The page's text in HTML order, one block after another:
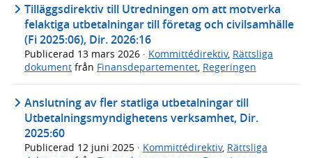
Tilläggsdirektiv till Utredningen om att motverka
felaktiga utbetalningar till företag och civilsamhälle
(Fi 2025:06), Dir. 2026:16
Publicerad 13 mars 2026 · Kommittédirektiv, Rättsliga
dokument från Finansdepartementet Regeringen
Anslutning av fler statliga utbetalningar till
Utbetalningsmyndighetens verksamhet, Dir.
2025:60
Publicerad 12 juni 2025 · Kommittédirektiv, Rättsliga